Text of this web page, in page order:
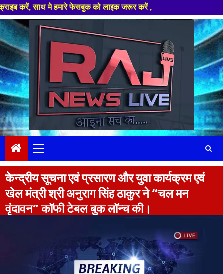
फेसबुक को लाइक जरूर करें ,
Skip
to
content
Menu
केन्द्रीय सूचना एवं प्रसारण और युवा कार्यक्रम एवं
खेल मंत्री श्री अनुराग सिंह ठाकुर ने “चल मन
वृंदावन” कॉफी टेबल बुक लॉन्च की।